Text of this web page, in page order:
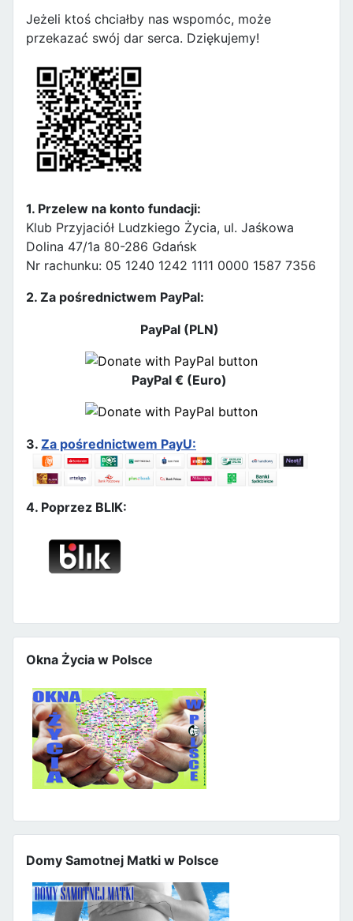
Jeżeli ktoś chciałby nas wspomóc, może
przekazać swój dar serca. Dziękujemy!
1. Przelew na konto fundacji:
Klub Przyjaciół Ludzkiego Życia, ul. Jaśkowa
Dolina 47/1a 80-286 Gdańsk
Nr rachunku: 05 1240 1242 1111 0000 1587 7356
2. Za pośrednictwem PayPal:
PayPal (PLN)
PayPal € (Euro)
3. Za pośrednictwem PayU:
4. Poprzez BLIK:
Okna Życia w Polsce
Domy Samotnej Matki w Polsce